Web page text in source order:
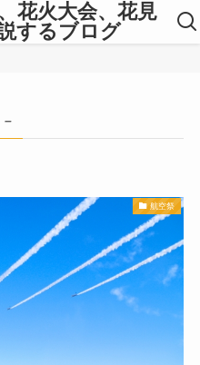
花火大会、花見
するブログ
–
航空祭